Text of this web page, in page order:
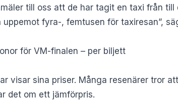
till oss att de har tagit en taxi från till
fyra-, femtusen för taxiresan”,
för VM-finalen – per biljett
visar sina priser. Många resenärer tror
det om ett jämförpris.